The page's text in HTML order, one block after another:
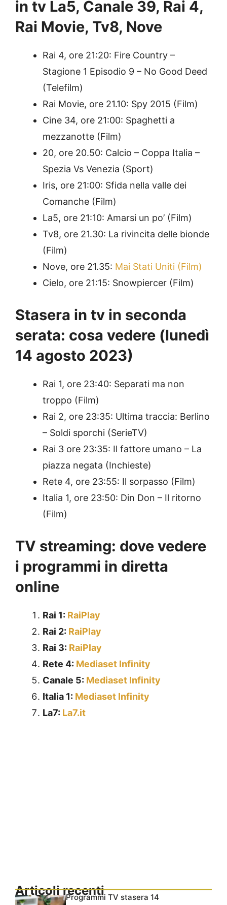
in tv La5, Canale 39, Rai 4,
Rai Movie, Tv8, Nove
Rai 4, ore 21:20: Fire Country –
Stagione 1 Episodio 9 – No Good Deed
(Telefilm)
Rai Movie, ore 21.10: Spy 2015 (Film)
Cine 34, ore 21:00: Spaghetti a
mezzanotte (Film)
20, ore 20.50: Calcio – Coppa Italia –
Spezia Vs Venezia (Sport)
Iris, ore 21:00: Sfida nella valle dei
Comanche (Film)
La5, ore 21:10: Amarsi un po’ (Film)
Tv8, ore 21.30: La rivincita delle bionde
(Film)
Nove, ore 21.35: Mai Stati Uniti (Film)
Cielo, ore 21:15: Snowpiercer (Film)
Stasera in tv in seconda
serata: cosa vedere (lunedì
14 agosto 2023)
Rai 1, ore 23:40: Separati ma non
troppo (Film)
Rai 2, ore 23:35: Ultima traccia: Berlino
– Soldi sporchi (SerieTV)
Rai 3 ore 23:35: Il fattore umano – La
piazza negata (Inchieste)
Rete 4, ore 23:55: Il sorpasso (Film)
Italia 1, ore 23:50: Din Don – Il ritorno
(Film)
TV streaming: dove vedere
i programmi in diretta
online
Rai 1: RaiPlay
Rai 2: RaiPlay
Rai 3: RaiPlay
Rete 4: Mediaset Infinity
Canale 5: Mediaset Infinity
Italia 1: Mediaset Infinity
La7: La7.it
Articoli recentiProgrammi TV stasera 14